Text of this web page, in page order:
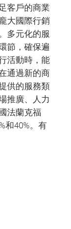
客戶的商業
大國際行銷
多元化的服
節，確保遍
活動時，能
通過新的商
供的服務類
推廣、人力
法蘭克福
和40%。有